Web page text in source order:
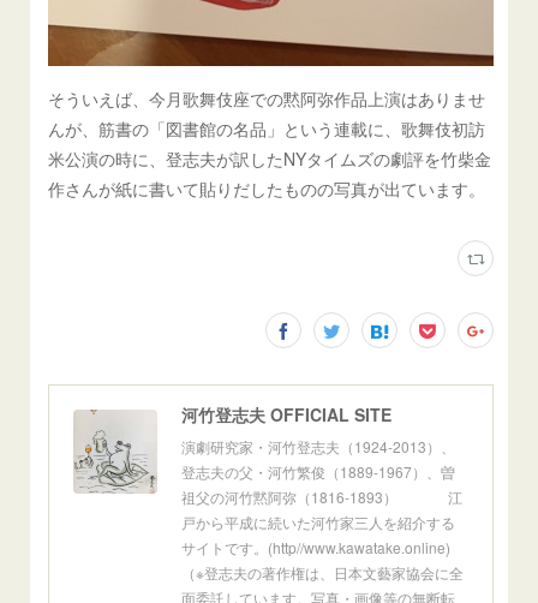
そういえば、今月歌舞伎座での黙阿弥作品上演はありませ
んが、筋書の「図書館の名品」という連載に、歌舞伎初訪
米公演の時に、登志夫が訳したNYタイムズの劇評を竹柴金
作さんが紙に書いて貼りだしたものの写真が出ています。
河竹登志夫 OFFICIAL SITE
演劇研究家・河竹登志夫（1924-2013）、
登志夫の父・河竹繁俊（1889-1967）、曽
祖父の河竹黙阿弥（1816-1893） 江
戸から平成に続いた河竹家三人を紹介する
サイトです。(http//www.kawatake.online)
（※登志夫の著作権は、日本文藝家協会に全
面委託しています。写真・画像等の無断転